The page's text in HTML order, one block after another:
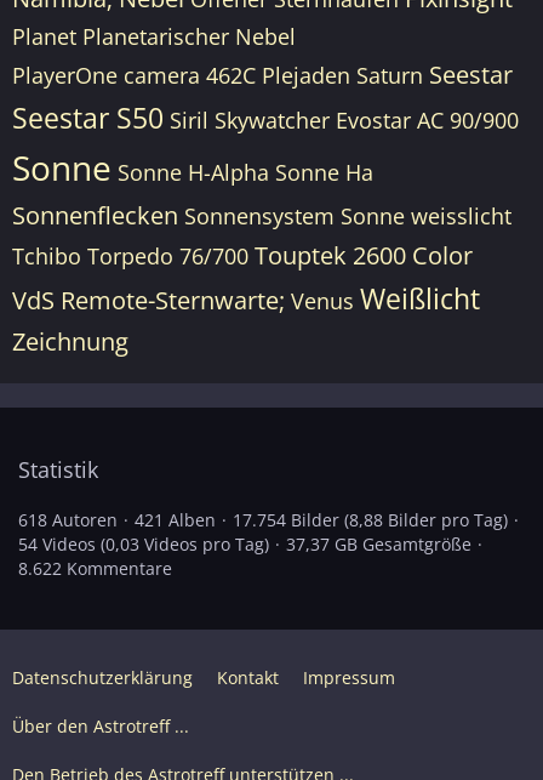
Planet Planetarischer Nebel
PlayerOne camera 462C Plejaden Saturn Seestar
Seestar S50 Siril Skywatcher Evostar AC 90/900
Sonne Sonne H-Alpha Sonne Ha
Sonnenflecken Sonnensystem Sonne weisslicht
Tchibo Torpedo 76/700 Touptek 2600 Color
VdS Remote-Sternwarte; Venus Weißlicht
Zeichnung
Statistik
618 Autoren 421 Alben
17.754 Bilder (8,88 Bilder pro Tag)
54 Videos (0,03 Videos pro Tag)
37,37 GB Gesamtgröße
8.622 Kommentare
Datenschutzerklärung Kontakt Impressum
Über den Astrotreff ...
Den Betrieb des Astrotreff unterstützen ...